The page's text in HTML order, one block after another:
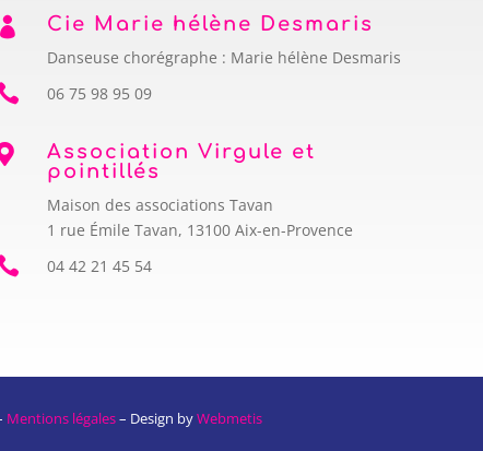
 Cie Marie hélène Desmaris
Danseuse chorégraphe : Marie hélène Desmaris
06 75 98 95 09
Association Virgule et
pointillés
Maison des associations Tavan
1 rue Émile Tavan, 13100 Aix-en-Provence
04 42 21 45 54
Mentions légales– Design byWebmetis